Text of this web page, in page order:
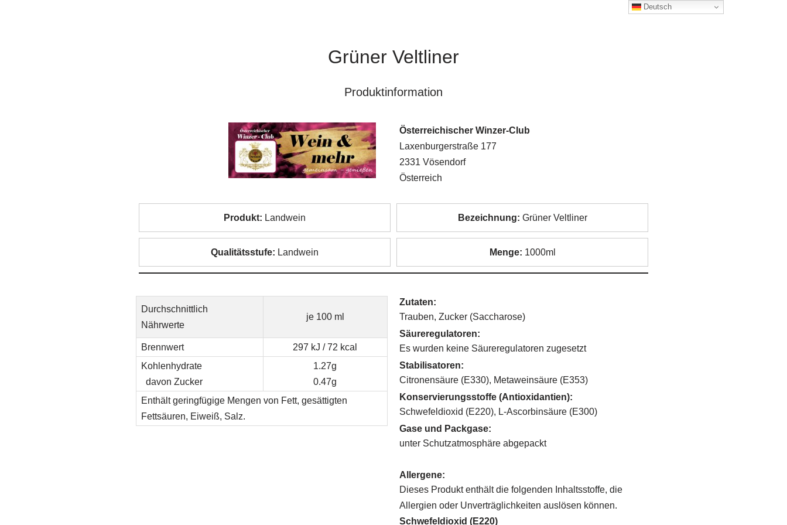
Grüner Veltliner
Produktinformation
Österreichischer Winzer-Club
Laxenburgerstraße 177
2331 Vösendorf
Österreich
Produkt: Landwein Bezeichnung: Grüner Veltliner
Qualitätsstufe: Landwein Menge: 1000ml
Durchschnittlich
Nährwerte
je 100 ml
Brennwert
297 kJ / 72 kcal
Kohlenhydrate
davon Zucker
1.27g
0.47g
Enthält geringfügige Mengen von Fett, gesättigten
Fettsäuren, Eiweiß, Salz.
Zutaten:
Trauben, Zucker (Saccharose)
Säureregulatoren:
Es wurden keine Säureregulatoren zugesetzt
Stabilisatoren:
Citronensäure (E330), Metaweinsäure (E353)
Konservierungsstoffe (Antioxidantien):
Schwefeldioxid (E220), L-Ascorbinsäure (E300)
Gase und Packgase:
unter Schutzatmosphäre abgepackt
Allergene:
Dieses Produkt enthält die folgenden Inhaltsstoffe, die
Allergien oder Unverträglichkeiten auslösen können.
Schwefeldioxid (E220)
Deutsch